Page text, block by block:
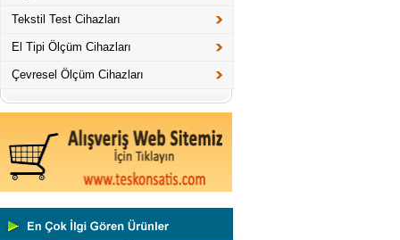
Tekstil Test Cihazları
El Tipi Ölçüm Cihazları
Çevresel Ölçüm Cihazları